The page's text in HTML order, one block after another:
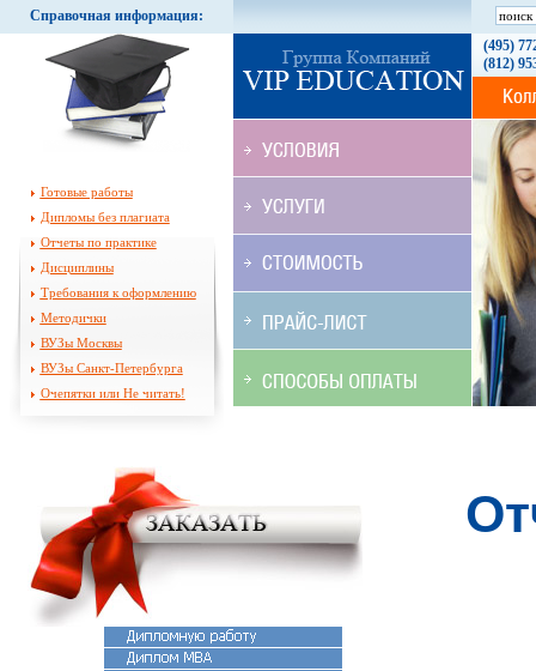
Справочная информация:
Готовые работы
Дипломы без плагиата
Отчеты по практике
Дисциплины
Требования к оформлению
Методички
ВУЗы Москвы
ВУЗы Санкт-Петербурга
Очепятки или Не читать!
(495)
(812)